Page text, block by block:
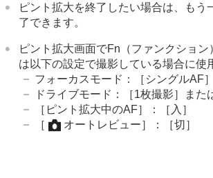
AF時の絞り駆動
ピント拡大中のAF
MF時自動ピント拡
ピント拡大
ピント拡大時間（
ピント拡大初期倍率
ピント拡大を終了したい場合は、もう
了できます。
ピント拡大画面でFn（ファンクショ
は以下の設定で撮影している場合に使
フォーカスモード：
［シングルAF］
ドライブモード：
［1枚撮影］ また
［ピント拡大中のAF］
：
［入］
［
オートレビュー］ ： ［切］